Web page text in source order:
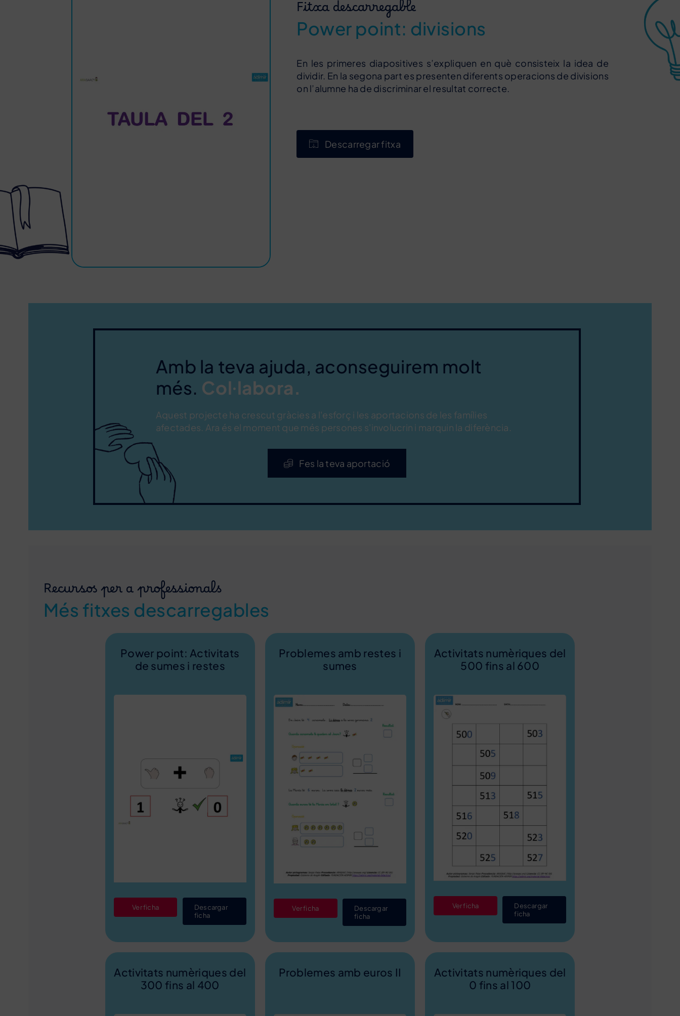
Fitxa descarregable
Power point: divisions
En les primeres diapositives s’expliquen en què consisteix la idea de
dividir. En la segona part es presenten diferents operacions de divisions
on l’alumne ha de discriminar el resultat correcte.
Descarregar fitxa
Amb la teva ajuda, aconseguirem molt
més. Col·labora.
Aquest projecte ha crescut gràcies a l'esforç i les aportacions de les famílies
afectades. Ara és el moment que més persones s'involucrin i marquin la diferència.
Fes la teva aportació
Recursos per a professionals
Més fitxes descarregables
Power point: Activitats
de sumes i restes
Ver ficha
Descargar
ficha
Problemes amb restes i
sumes
Ver ficha
Descargar
ficha
Activitats numèriques del
500 fins al 600
Ver ficha
Descargar
ficha
Activitats numèriques del
300 fins al 400
Problemes amb euros II
Activitats numèriques del
0 fins al 100